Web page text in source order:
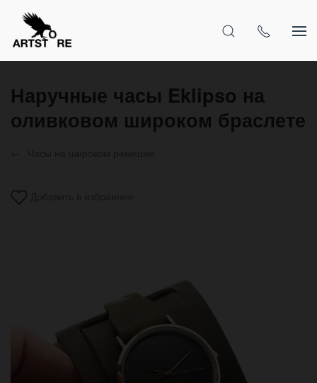
Наручные часы Eklipso на
оливковом широком браслете